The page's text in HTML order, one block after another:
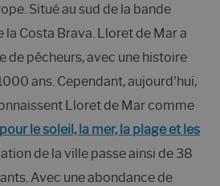
Situé au sud de la bande
Costa Brava. Lloret de Mar a
de pêcheurs, avec une histoire
ans. Cependant, aujourd'hui,
Lloret de Mar comme
le soleil, la mer, la plage et les
de la ville passe ainsi de 38
Avec une abondance de